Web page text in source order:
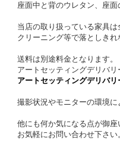
座面中と背のウレタン、座面
当店の取り扱っている家具
クリーニング等で落としき
送料は別途料金となります。
アートセッティングデリバリ
アートセッティングデリバリ
撮影状況やモニターの環境
他にも何か気になる点が御座
お気軽にお問い合わせ下さい